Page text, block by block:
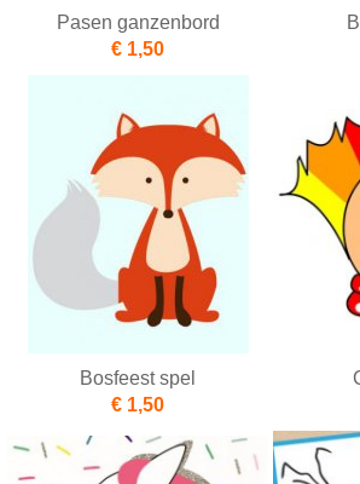
Pasen ganzenbord
€ 1,50
Bosfeest spel
€ 1,50